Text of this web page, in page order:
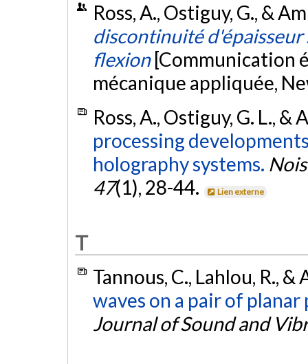
Ross, A., Ostiguy, G., &
discontinuité d'épaisseur
flexion [Communication
mécanique appliquée,
Ross, A., Ostiguy, G. L.,
processing
holography systems.
47(1), 28-44. Lien externe
T
Tannous, C., Lahlou, R.,
waves on a pair of
Journal of Sound and